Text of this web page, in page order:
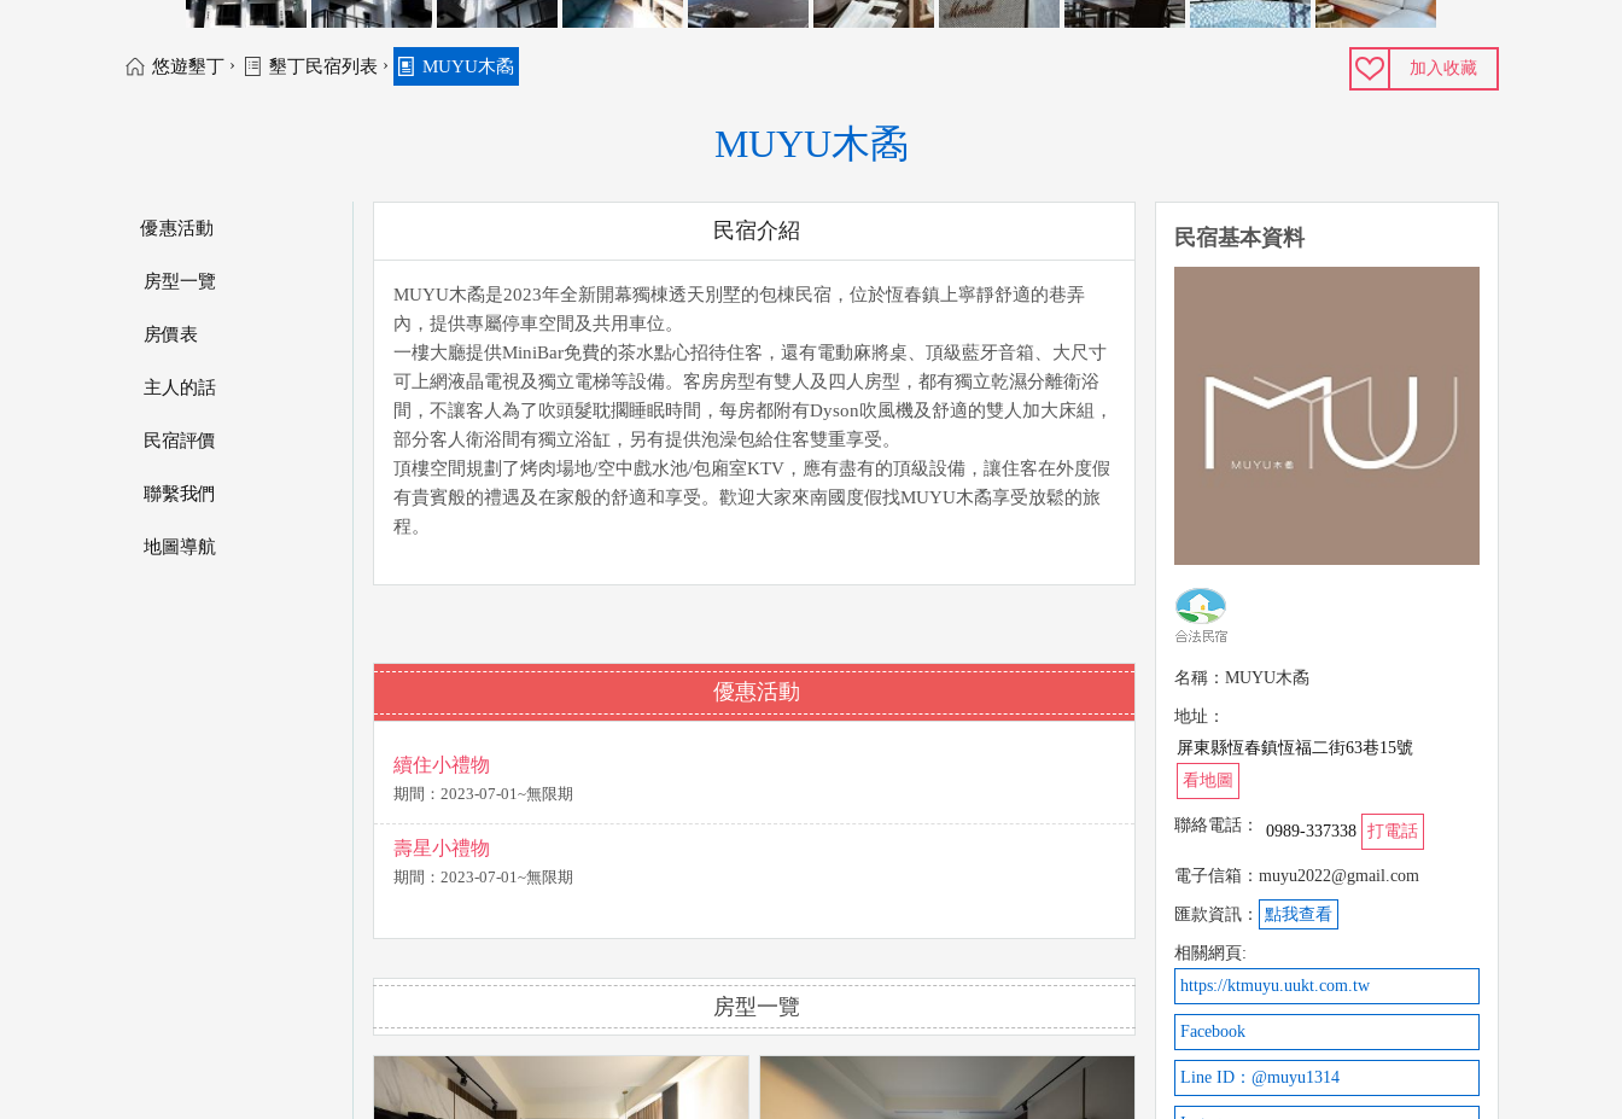
悠遊墾丁 › 墾丁民宿列表 › MUYU木矞 加入收藏
MUYU木矞
優惠活動
房型一覽
房價表
主人的話
民宿評價
聯繫我們
地圖導航
民宿介紹
MUYU木矞是2023年全新開幕獨棟透天別墅的包棟民宿，位於恆春鎮上寧靜舒適的巷弄
內，提供專屬停車空間及共用車位。
一樓大廳提供MiniBar免費的茶水點心招待住客，還有電動麻將桌、頂級藍牙音箱、大尺寸
可上網液晶電視及獨立電梯等設備。客房房型有雙人及四人房型，都有獨立乾濕分離衛浴
間，不讓客人為了吹頭髮耽擱睡眠時間，每房都附有Dyson吹風機及舒適的雙人加大床組，
部分客人衛浴間有獨立浴缸，另有提供泡澡包給住客雙重享受。
頂樓空間規劃了烤肉場地/空中戲水池/包廂室KTV，應有盡有的頂級設備，讓住客在外度假
有貴賓般的禮遇及在家般的舒適和享受。歡迎大家來南國度假找MUYU木矞享受放鬆的旅
程。
優惠活動
續住小禮物
期間：2023-07-01~無限期
壽星小禮物
期間：2023-07-01~無限期
房型一覽
民宿基本資料
名稱：MUYU木矞
地址：
屏東縣恆春鎮恆福二街63巷15號
看地圖
聯絡電話： 0989-337338 打電話
電子信箱：muyu2022@gmail.com
匯款資訊： 點我查看
相關網頁:
https://ktmuyu.uukt.com.tw
Facebook
Line ID：@muyu1314